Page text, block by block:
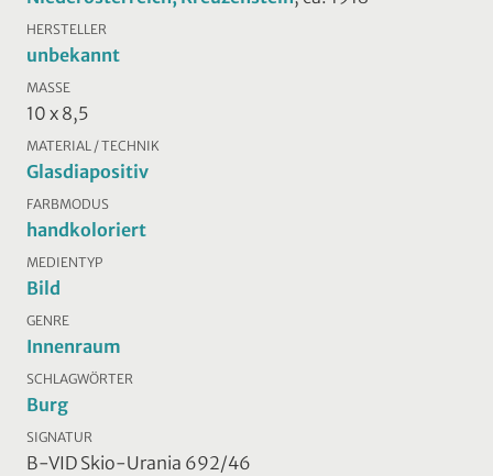
HERSTELLER
unbekannt
MASSE
10 x 8,5
MATERIAL / TECHNIK
Glasdiapositiv
FARBMODUS
handkoloriert
MEDIENTYP
Bild
GENRE
Innenraum
SCHLAGWÖRTER
Burg
SIGNATUR
B-VID Skio-Urania 692/46